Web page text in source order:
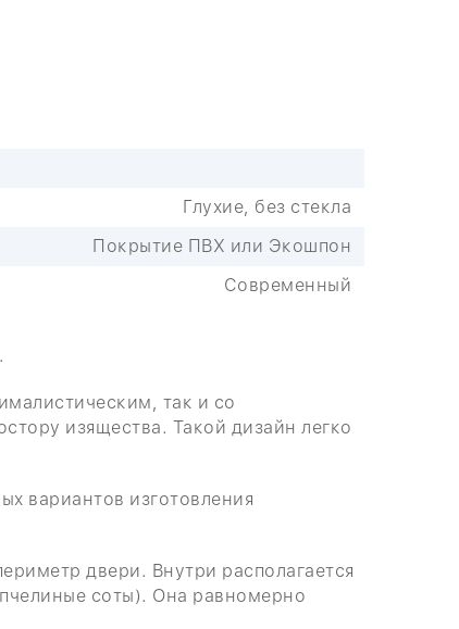
Глухие, без стекла
Покрытие ПВХ или Экошпон
Современный
так и со
изящества. Такой дизайн легко
вариантов изготовления
двери. Внутри располагается
пчелиные соты). Она равномерно